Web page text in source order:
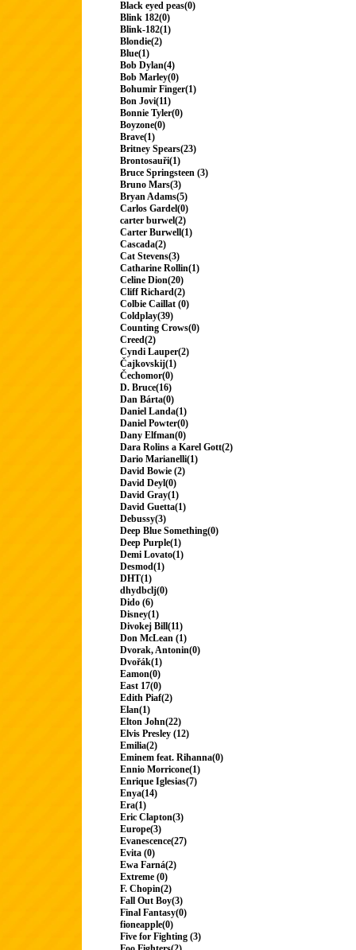
Black eyed peas(0)
Blink 182(0)
Blink-182(1)
Blondie(2)
Blue(1)
Bob Dylan(4)
Bob Marley(0)
Bohumir Finger(1)
Bon Jovi(11)
Bonnie Tyler(0)
Boyzone(0)
Brave(1)
Britney Spears(23)
Brontosauři(1)
Bruce Springsteen (3)
Bruno Mars(3)
Bryan Adams(5)
Carlos Gardel(0)
carter burwel(2)
Carter Burwell(1)
Cascada(2)
Cat Stevens(3)
Catharine Rollin(1)
Celine Dion(20)
Cliff Richard(2)
Colbie Caillat (0)
Coldplay(39)
Counting Crows(0)
Creed(2)
Cyndi Lauper(2)
Čajkovskij(1)
Čechomor(0)
D. Bruce(16)
Dan Bárta(0)
Daniel Landa(1)
Daniel Powter(0)
Dany Elfman(0)
Dara Rolins a Karel Gott(2)
Dario Marianelli(1)
David Bowie (2)
David Deyl(0)
David Gray(1)
David Guetta(1)
Debussy(3)
Deep Blue Something(0)
Deep Purple(1)
Demi Lovato(1)
Desmod(1)
DHT(1)
dhydbclj(0)
Dido (6)
Disney(1)
Divokej Bill(11)
Don McLean (1)
Dvorak, Antonin(0)
Dvořák(1)
Eamon(0)
East 17(0)
Edith Piaf(2)
Elan(1)
Elton John(22)
Elvis Presley (12)
Emilia(2)
Eminem feat. Rihanna(0)
Ennio Morricone(1)
Enrique Iglesias(7)
Enya(14)
Era(1)
Eric Clapton(3)
Europe(3)
Evanescence(27)
Evita (0)
Ewa Farná(2)
Extreme (0)
F. Chopin(2)
Fall Out Boy(3)
Final Fantasy(0)
fioneapple(0)
Five for Fighting (3)